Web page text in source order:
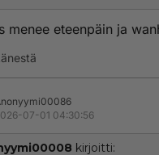
Seinäjoen Puhelin,
menee eteenpäin ja
07-01 04:30:56
kirjoitti: